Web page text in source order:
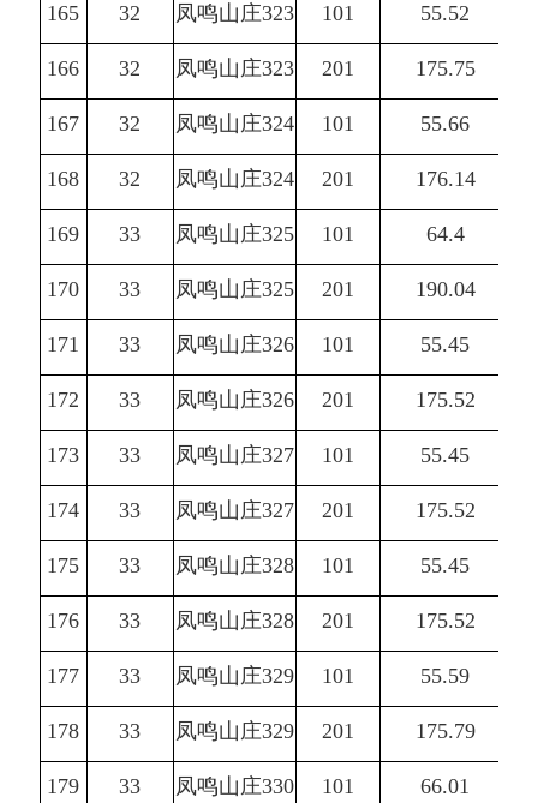
165 32 凤鸣山庄323 101 55.52
166 32 凤鸣山庄323 201 175.75
167 32 凤鸣山庄324 101 55.66
168 32 凤鸣山庄324 201 176.14
169 33 凤鸣山庄325 101 64.4
170 33 凤鸣山庄325 201 190.04
171 33 凤鸣山庄326 101 55.45
172 33 凤鸣山庄326 201 175.52
173 33 凤鸣山庄327 101 55.45
174 33 凤鸣山庄327 201 175.52
175 33 凤鸣山庄328 101 55.45
176 33 凤鸣山庄328 201 175.52
177 33 凤鸣山庄329 101 55.59
178 33 凤鸣山庄329 201 175.79
179 33 凤鸣山庄330 101 66.01